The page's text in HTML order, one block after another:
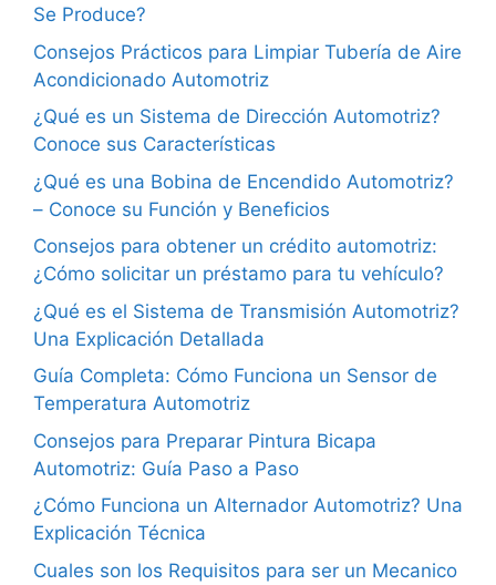
Se Produce?
Consejos Prácticos para Limpiar Tubería de Aire
Acondicionado Automotriz
¿Qué es un Sistema de Dirección Automotriz?
Conoce sus Características
¿Qué es una Bobina de Encendido Automotriz?
– Conoce su Función y Beneficios
Consejos para obtener un crédito automotriz:
¿Cómo solicitar un préstamo para tu vehículo?
¿Qué es el Sistema de Transmisión Automotriz?
Una Explicación Detallada
Guía Completa: Cómo Funciona un Sensor de
Temperatura Automotriz
Consejos para Preparar Pintura Bicapa
Automotriz: Guía Paso a Paso
¿Cómo Funciona un Alternador Automotriz? Una
Explicación Técnica
Cuales son los Requisitos para ser un Mecanico